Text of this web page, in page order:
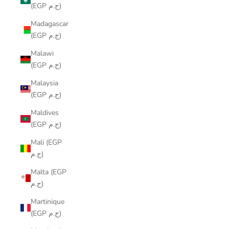
(EGP ج.م)
Madagascar
(EGP ج.م)
Malawi
(EGP ج.م)
Malaysia
(EGP ج.م)
Maldives
(EGP ج.م)
Mali (EGP
ج.م)
Malta (EGP
ج.م)
Martinique
(EGP ج.م)